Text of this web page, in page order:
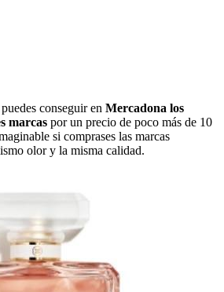
conseguir en Mercadona los
marcas por un precio de poco más de 10
si comprases las marcas
olor y la misma calidad.